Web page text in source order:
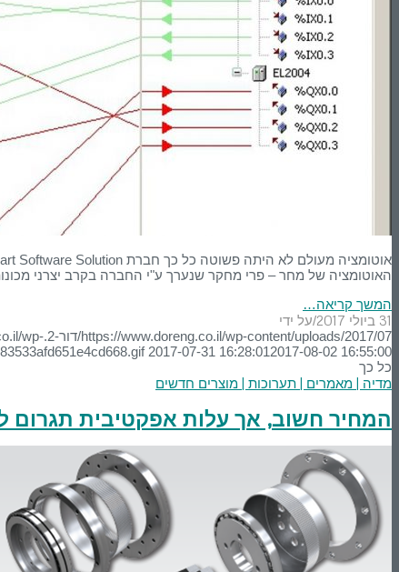
האוטומציה של מחר – פרי מחקר שנערך ע"י החברה בקרב יצרני
המשך קריאה…
31 ביולי 2017 /על ידי
https://www.doreng.co.il/wp-content/uploads/2017/07/דור-2.jpg
wp-
2017-07-31 16:28:012017-08-02 16:55:00
כל כך
מדיה | מאמרים | תערוכות | מוצרים חדשים
המחיר חשוב, אך עלות אפקטיבית תגרום